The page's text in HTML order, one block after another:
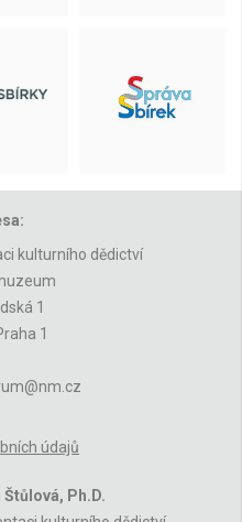
kulturního dědictví
1
1
údajů
Štůlová, Ph.D.